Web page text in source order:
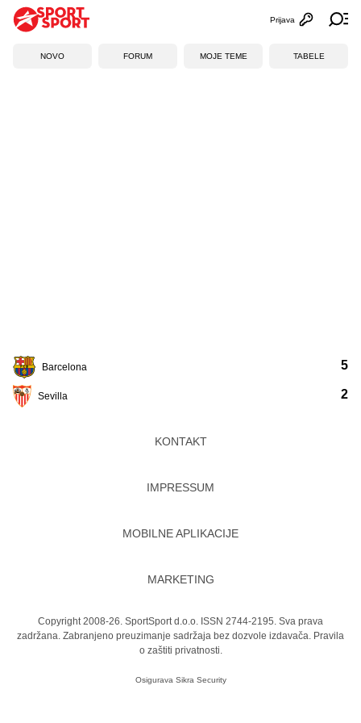
Otvori
Prijava
NOVO FORUM MOJE TEME TABELE
Barcelona
Sevilla
5
2
KONTAKT
IMPRESSUM
MOBILNE APLIKACIJE
MARKETING
Copyright 2008-26. SportSport d.o.o. ISSN 2744-2195. Sva prava
zadržana. Zabranjeno preuzimanje sadržaja bez dozvole izdavača. Pravila
o zaštiti privatnosti.
Osigurava Sikra Security